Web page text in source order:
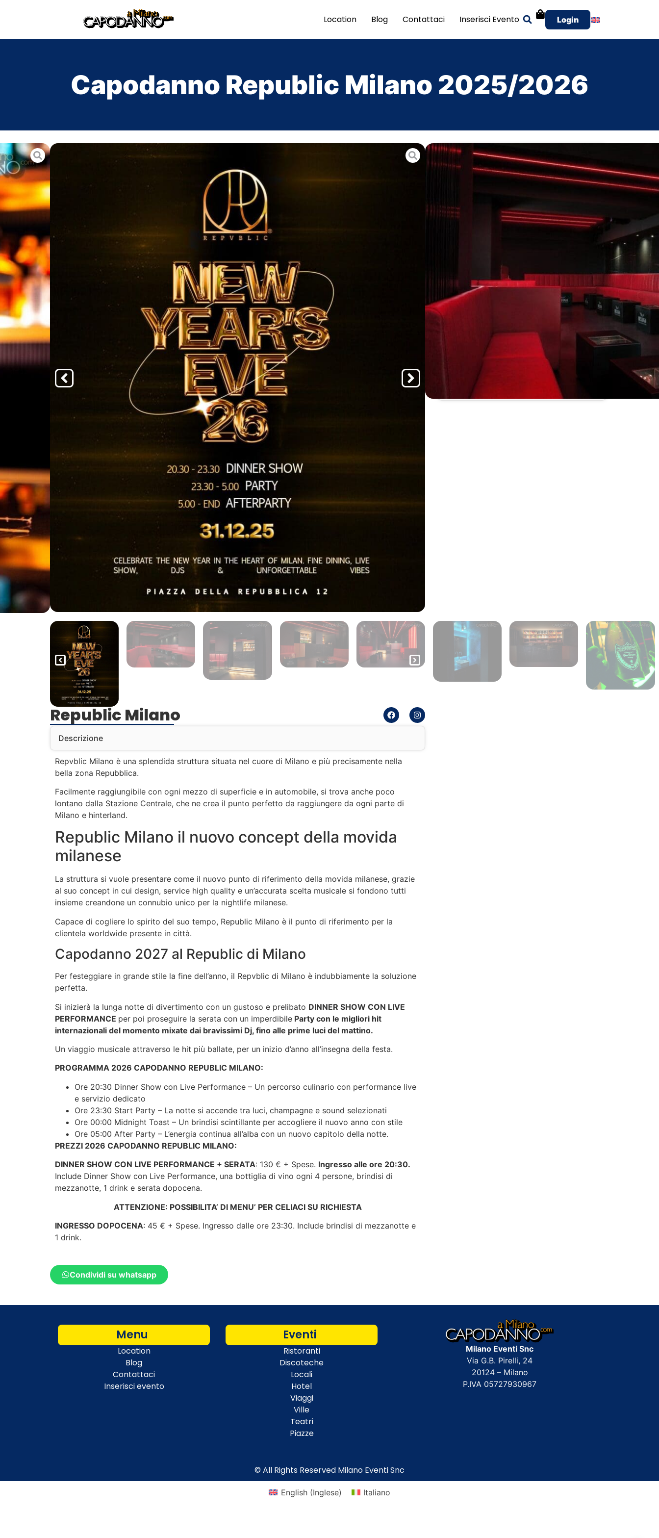
Location Blog Contattaci Inserisci Evento Login
Capodanno Republic Milano 2025/2026
Republic Milano
Descrizione
Repvblic Milano è una splendida struttura situata nel cuore di Milano e più precisamente nella
bella zona Repubblica.
Facilmente raggiungibile con ogni mezzo di superficie e in automobile, si trova anche poco
lontano dalla Stazione Centrale, che ne crea il punto perfetto da raggiungere da ogni parte di
Milano e hinterland.
Republic Milano il nuovo concept della movida
milanese
La struttura si vuole presentare come il nuovo punto di riferimento della movida milanese, grazie
al suo concept in cui design, service high quality e un’accurata scelta musicale si fondono tutti
insieme creandone un connubio unico per la nightlife milanese.
Capace di cogliere lo spirito del suo tempo, Republic Milano è il punto di riferimento per la
clientela worldwide presente in città.
Capodanno 2027 al Republic di Milano
Per festeggiare in grande stile la fine dell’anno, il Repvblic di Milano è indubbiamente la soluzione
perfetta.
Si inizierà la lunga notte di divertimento con un gustoso e prelibato DINNER SHOW CON LIVE
PERFORMANCE per poi proseguire la serata con un imperdibile Party con le migliori hit
internazionali del momento mixate dai bravissimi Dj, fino alle prime luci del mattino.
Un viaggio musicale attraverso le hit più ballate, per un inizio d’anno all’insegna della festa.
PROGRAMMA 2026 CAPODANNO REPUBLIC MILANO:
Ore 20:30 Dinner Show con Live Performance – Un percorso culinario con performance live
e servizio dedicato
Ore 23:30 Start Party – La notte si accende tra luci, champagne e sound selezionati
Ore 00:00 Midnight Toast – Un brindisi scintillante per accogliere il nuovo anno con stile
Ore 05:00 After Party – L’energia continua all’alba con un nuovo capitolo della notte.
PREZZI 2026 CAPODANNO REPUBLIC MILANO:
DINNER SHOW CON LIVE PERFORMANCE + SERATA: 130 € + Spese. Ingresso alle ore 20:30.
Include Dinner Show con Live Performance, una bottiglia di vino ogni 4 persone, brindisi di
mezzanotte, 1 drink e serata dopocena.
ATTENZIONE: POSSIBILITA’ DI MENU’ PER CELIACI SU RICHIESTA
INGRESSO DOPOCENA: 45 € + Spese. Ingresso dalle ore 23:30. Include brindisi di mezzanotte e
1 drink.
Condividi su whatsapp
Republic Milano
Per chi è sempre alla ricerca di novità e nuove
tendenze, Capodanno 2026 al Repvblic Milano è
serata indimenticabile.
Milano Eventi Snc
Via G.B. Pirelli, 24
20124 – Milano
P.IVA 05727930967
Menu
Location
Blog
Contattaci
Inserisci evento
Eventi
Ristoranti
Discoteche
Locali
Hotel
Viaggi
Ville
Teatri
Piazze
© All Rights Reserved Milano Eventi Snc
English(Inglese) Italiano